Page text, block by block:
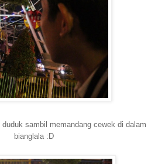
sambil memandang cewek di dalam
bianglala :D